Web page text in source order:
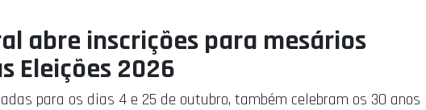
abre inscrições para mesários
Eleições 2026
para os dias 4 e 25 de outubro, também celebram os 30 anos